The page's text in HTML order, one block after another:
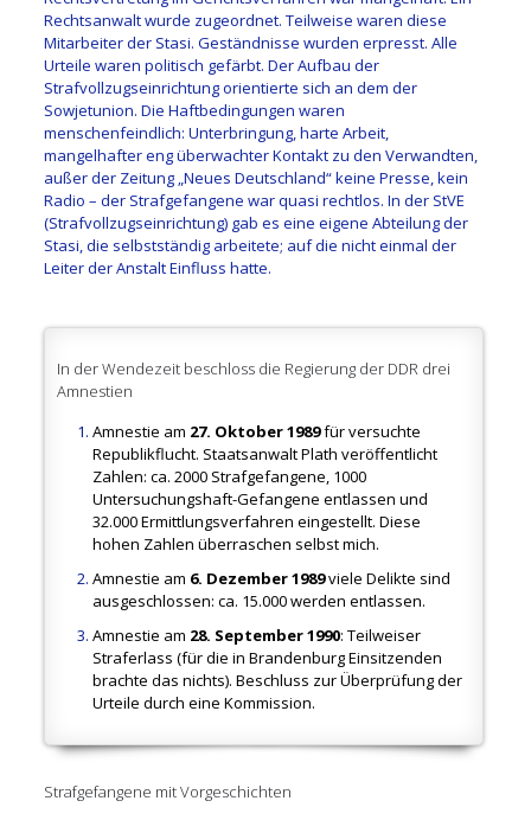
Rechtsanwalt wurde zugeordnet. Teilweise waren diese
Mitarbeiter der Stasi. Geständnisse wurden erpresst. Alle
Urteile waren politisch gefärbt. Der Aufbau der
Strafvollzugseinrichtung orientierte sich an dem der
Sowjetunion. Die Haftbedingungen waren
menschenfeindlich: Unterbringung, harte Arbeit,
mangelhafter eng überwachter Kontakt zu den Verwandten,
außer der Zeitung „Neues Deutschland“ keine Presse, kein
Radio – der Strafgefangene war quasi rechtlos. In der StVE
(Strafvollzugseinrichtung) gab es eine eigene Abteilung der
Stasi, die selbstständig arbeitete; auf die nicht einmal der
Leiter der Anstalt Einfluss hatte.
In der Wendezeit beschloss die Regierung der DDR drei
Amnestien
Amnestie am 27. Oktober 1989für versuchte
Republikflucht. Staatsanwalt Plath veröffentlicht
Zahlen: ca. 2000 Strafgefangene, 1000
Untersuchungshaft-Gefangene entlassen und
32.000 Ermittlungsverfahren eingestellt. Diese
hohen Zahlen überraschen selbst mich.
Amnestie am 6. Dezember 1989viele Delikte sind
ausgeschlossen: ca. 15.000 werden entlassen.
Amnestie am 28. September 1990: Teilweiser
Straferlass (für die in Brandenburg Einsitzenden
brachte das nichts). Beschluss zur Überprüfung der
Urteile durch eine Kommission.
Strafgefangene mit Vorgeschichten